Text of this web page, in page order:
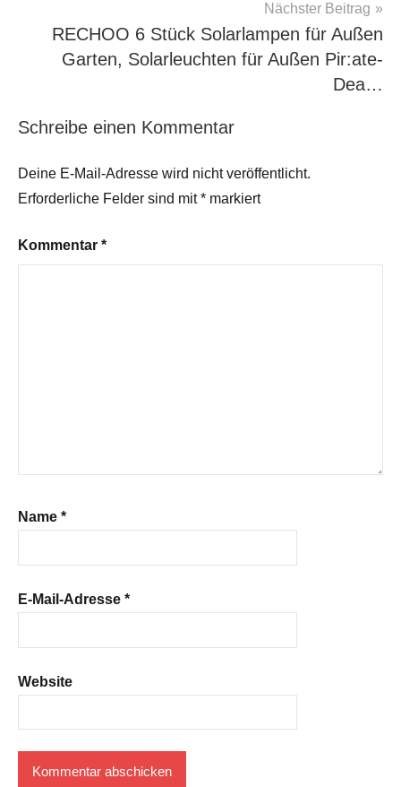
Nächster Beitrag
RECHOO 6 Stück Solarlampen für Außen
Garten, Solarleuchten für Außen Pir:ate-
Dea…
Schreibe einen Kommentar
Deine E-Mail-Adresse wird nicht veröffentlicht.
Erforderliche Felder sind mit* markiert
Kommentar *
Name *
E-Mail-Adresse *
Website